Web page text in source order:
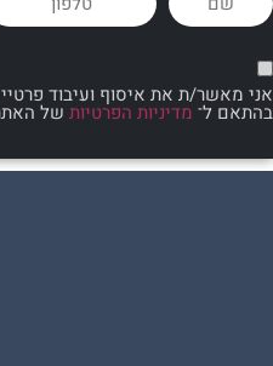
את איסוף ועיבוד פרטיי לצורך
מדיניות הפרטיותשל האתר.